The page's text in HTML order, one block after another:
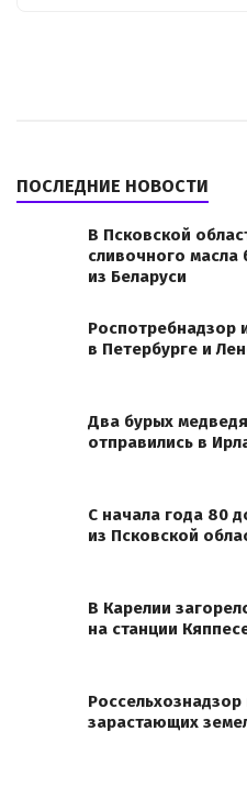
ПОСЛЕДНИЕ НОВОСТИ
В Псковской
сливочного масла
из Беларуси
Роспотребнадзор
в Петербурге и
Два бурых
отправились в
С начала года 80
из Псковской
В Карелии
на станции
зарастающих